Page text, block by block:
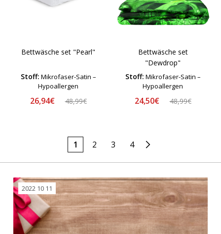
Bettwäsche set "Pearl"
Stoff: Mikrofaser-Satin –
Hypoallergen
26,94€ 48,99€
Bettwäsche set
"Dewdrop"
Stoff: Mikrofaser-Satin –
Hypoallergen
24,50€ 48,99€
1 2 3 4
2022 10 11